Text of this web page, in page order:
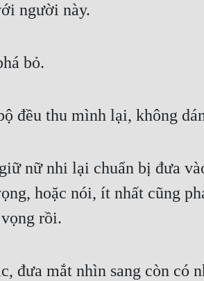
người này.
bỏ.
đều thu mình lại, không
nữ nhi lại chuẩn bị đưa
hoặc nói, ít nhất cũng
rồi.
đưa mắt nhìn sang còn có